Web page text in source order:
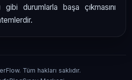
gibi durumlarla başa çıkmasını
Tüm hakları saklıdır.